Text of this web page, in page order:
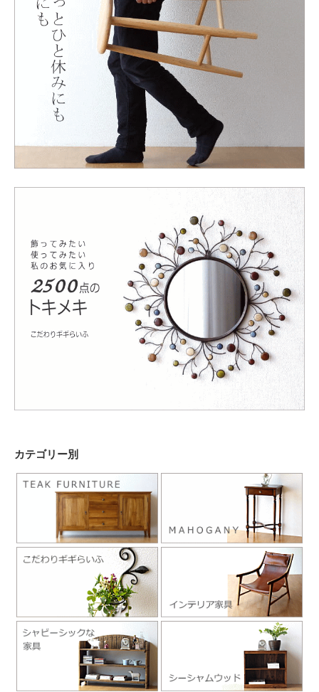
カテゴリー別